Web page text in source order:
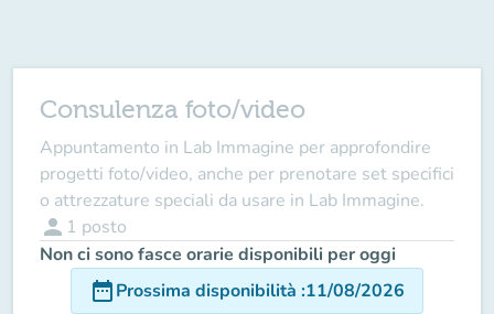
Consulenza foto/video
Appuntamento in Lab Immagine per approfondire
progetti foto/video, anche per prenotare set specifici
o attrezzature speciali da usare in Lab Immagine.
person 1 posto
Non ci sono fasce orarie disponibili per oggi
date_rangeProssima disponibilità :11/08/2026